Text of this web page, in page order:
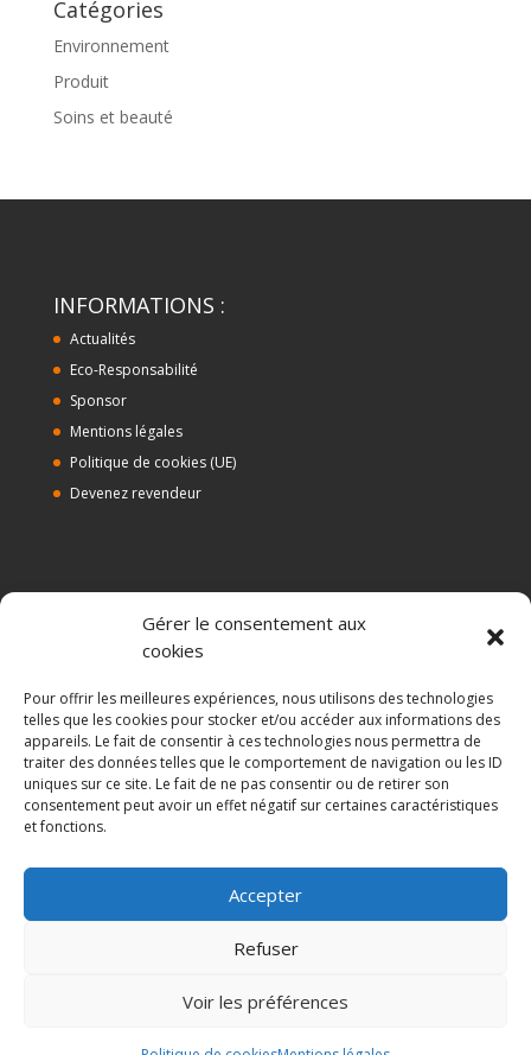
Gérer le consentement aux
cookies
Pour offrir les meilleures expériences, nous utilisons des technologies
telles que les cookies pour stocker et/ou accéder aux informations des
appareils. Le fait de consentir à ces technologies nous permettra de
traiter des données telles que le comportement de navigation ou les ID
uniques sur ce site. Le fait de ne pas consentir ou de retirer son
consentement peut avoir un effet négatif sur certaines caractéristiques
et fonctions.
Accepter
Refuser
Voir les préférences
Catégories
Environnement
Produit
Soins et beauté
INFORMATIONS :
Actualités
Eco-Responsabilité
Sponsor
Mentions légales
Politique de cookies (UE)
Devenez revendeur
ALMA BIO DISTRIBUTION
Depuis 2008, Alma Bio Distribution commercialise des
naturels. Nous sélectionnons des marques répondant aux plus
hauts standards de qualité en terme de production, aux
besoins et exigences des consommateurs. Nous distribuons :
le planta prostate Alma Bio, le silicium organique G5 des
laboratoires LLR-G5, le maquillage professionnelle puroBIO
Cosmetics et BioKap, proposant colorations et soins des
cheveux . Depuis nos entrepôts situés à Hyères dans le Var,